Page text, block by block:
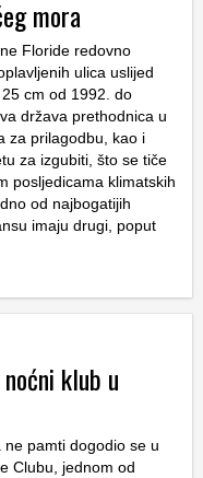
mora
Floride redovno
ulica uslijed
cm od 1992. do
država prethodnica u
za prilagodbu, kao i
za izgubiti, što se tiče
posljedicama klimatskih
od najbogatijih
imaju drugi, poput
klub u
ne pamti dogodio se u
Clubu, jednom od